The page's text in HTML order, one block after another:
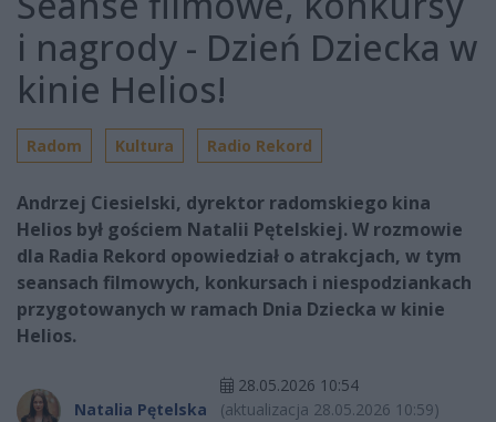
i nagrody - Dzień Dziecka w
kinie Helios!
Radom Kultura Radio Rekord
Andrzej Ciesielski, dyrektor radomskiego kina
Helios był gościem Natalii Pętelskiej. W rozmowie
dla Radia Rekord opowiedział o atrakcjach, w tym
seansach filmowych, konkursach i niespodziankach
przygotowanych w ramach Dnia Dziecka w kinie
Helios.
Natalia Pętelska
28.05.2026 10:54
(aktualizacja 28.05.2026 10:59)